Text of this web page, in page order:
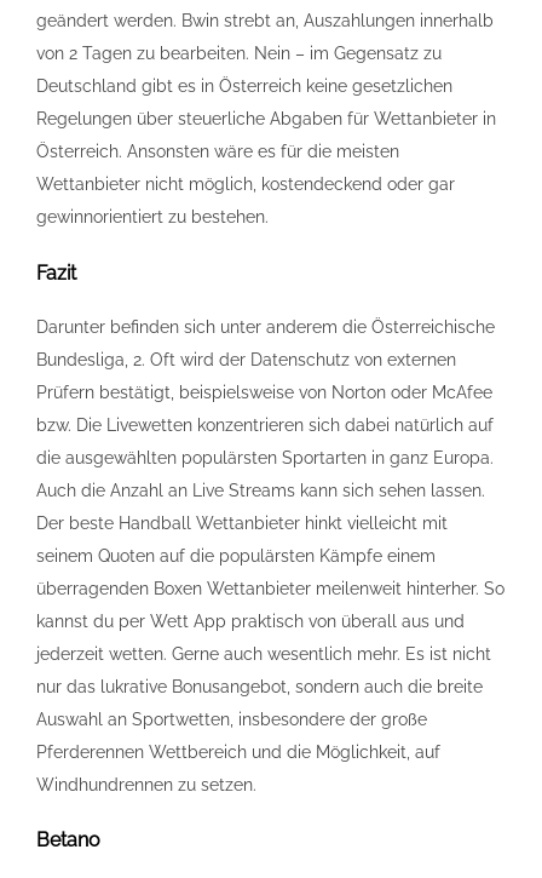
geändert werden. Bwin strebt an, Auszahlungen innerhalb
von 2 Tagen zu bearbeiten. Nein – im Gegensatz zu
Deutschland gibt es in Österreich keine gesetzlichen
Regelungen über steuerliche Abgaben für Wettanbieter in
Österreich. Ansonsten wäre es für die meisten
Wettanbieter nicht möglich, kostendeckend oder gar
gewinnorientiert zu bestehen.
Fazit
Darunter befinden sich unter anderem die Österreichische
Bundesliga, 2. Oft wird der Datenschutz von externen
Prüfern bestätigt, beispielsweise von Norton oder McAfee
bzw. Die Livewetten konzentrieren sich dabei natürlich auf
die ausgewählten populärsten Sportarten in ganz Europa.
Auch die Anzahl an Live Streams kann sich sehen lassen.
Der beste Handball Wettanbieter hinkt vielleicht mit
seinem Quoten auf die populärsten Kämpfe einem
überragenden Boxen Wettanbieter meilenweit hinterher. So
kannst du per Wett App praktisch von überall aus und
jederzeit wetten. Gerne auch wesentlich mehr. Es ist nicht
nur das lukrative Bonusangebot, sondern auch die breite
Auswahl an Sportwetten, insbesondere der große
Pferderennen Wettbereich und die Möglichkeit, auf
Windhundrennen zu setzen.
Betano